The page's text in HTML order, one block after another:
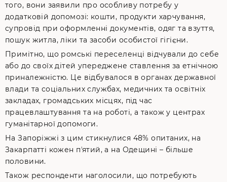
того, вони заявили про особливу потребу у
додатковій допомозі: кошти, продукти харчування,
супровід при оформленні документів, одяг та взуття,
пошук житла, ліки та засоби особистої гігієни.
Примітно, що ромські переселенці відчували до себе
або до своїх дітей упереджене ставлення за етнічною
приналежністю. Це відбувалося в органах державної
влади та соціальних службах, медичних та освітніх
закладах, громадських місцях, під час
працевлаштування та на роботі, а також у центрах
гуманітарної допомоги.
На Запоріжжі з цим стикнулися 48% опитаних, на
Закарпатті кожен пʼятий, а на Одещині – більше
половини.
Також респонденти наголосили, що потребують